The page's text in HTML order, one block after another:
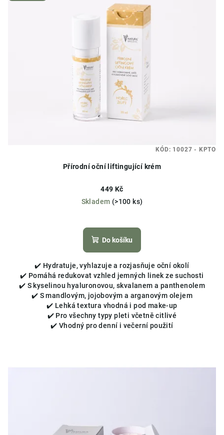
Přírodní oční liftingující krém
449 Kč
Skladem (>100 ks)
Do košíku
✔️ Hydratuje, vyhlazuje a rozjasňuje oční okolí
✔️ Pomáhá redukovat vzhled jemných linek ze suchosti
✔️ S kyselinou hyaluronovou, skvalanem a panthenolem
✔️ S mandlovým, jojobovým a arganovým olejem
✔️ Lehká textura vhodná i pod make-up
✔️ Pro všechny typy pleti včetně citlivé
✔️ Vhodný pro denní i večerní použití
KÓD: 10027 - KPTO